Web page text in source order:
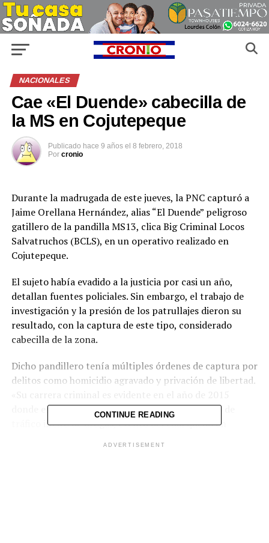
NACIONALES
Cae «El Duende» cabecilla de
la MS en Cojutepeque
Publicado hace 9 años el 8 febrero, 2018
Por cronio
Durante la madrugada de este jueves, la PNC capturó a
Jaime Orellana Hernández, alias “El Duende” peligroso
gatillero de la pandilla MS13, clica Big Criminal Locos
Salvatruchos (BCLS), en un operativo realizado en
Cojutepeque.
El sujeto había evadido a la justicia por casi un año,
detallan fuentes policiales. Sin embargo, el trabajo de
investigación y la presión de los patrullajes dieron su
resultado, con la captura de este tipo, considerado
cabecilla de la zona.
Dicho pandillero tenía múltiples órdenes de captura por
delitos como homicidio agravado y privación de libertad.
donde es arrestado por primera vez por el delito de
tráfico ilícito de drogas, evento del cual quedó en
CONTINUE READING
ADVERTISEMENT